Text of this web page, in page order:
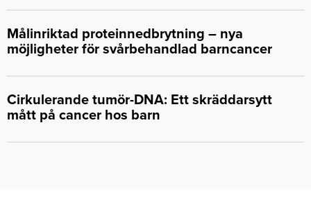
k
n
Målinriktad proteinnedbrytning – nya
möjligheter för svårbehandlad barncancer
Cirkulerande tumör-DNA: Ett skräddarsytt
mått på cancer hos barn